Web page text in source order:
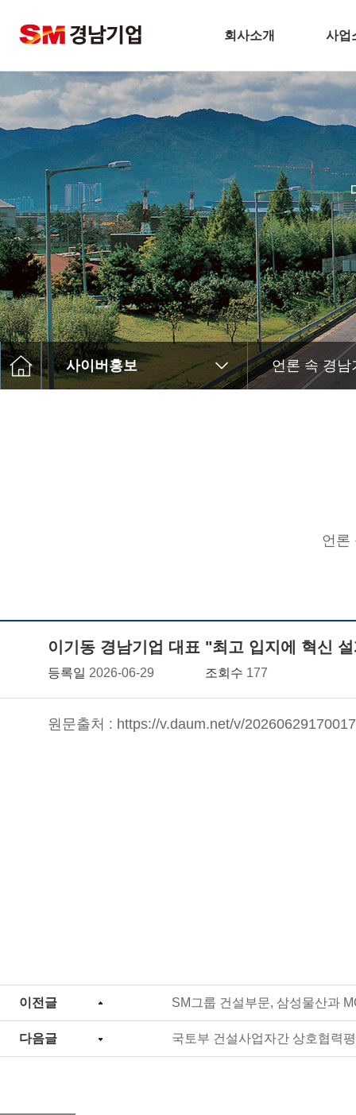
회사소개
기업개요
CEO 인사말
비전
주요연혁
경남기업 네트워크
안전보건방침
기술경영
환경경영
찾아오시는길
사업
주택
토
플
환
해
인테
사이버홍보 언론 속 경남
언론
이기동 경남기업 대표 "최고 입지에 혁신
등록일 2026-06-29 조회수 177
원문출처 : https://v.daum.net/v/
이전글 SM그룹 건설부문, 삼성물산과
다음글 국토부 건설사업자간 상호협력